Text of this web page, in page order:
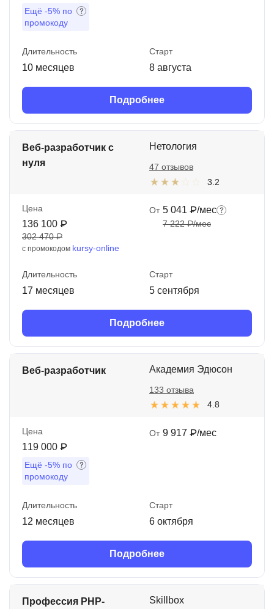
Ещё -5% по
промокоду
Длительность
10 месяцев
Старт
8 августа
Подробнее
Веб-разработчик с
нуля
Нетология
3.2
47 отзывов
Цена
136 100 ₽
302 470 ₽
с промокодом kursy-online
От 5 041 ₽/мес
7 222 ₽/мес
Длительность
17 месяцев
Старт
5 сентября
Подробнее
Веб-разработчик Академия Эдюсон
4.8
133 отзыва
Цена
119 000 ₽
Ещё -5% по
промокоду
От 9 917 ₽/мес
Длительность
12 месяцев
Старт
6 октября
Подробнее
Профессия PHP-
Skillbox